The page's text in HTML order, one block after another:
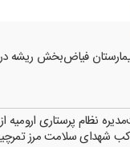
فیاض‌بخش ریشه
نظام پرستاری ارومیه
شهدای سلامت مرز